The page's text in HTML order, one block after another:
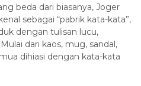
beda dari biasanya, Joger
sebagai “pabrik kata-kata”,
dengan tulisan lucu,
dari kaos, mug, sandal,
dihiasi dengan kata-kata